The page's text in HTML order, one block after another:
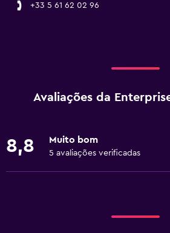
+33 5 61 62 02 96
Avaliações da
8,8 Muito bom
5 avaliações verificadas